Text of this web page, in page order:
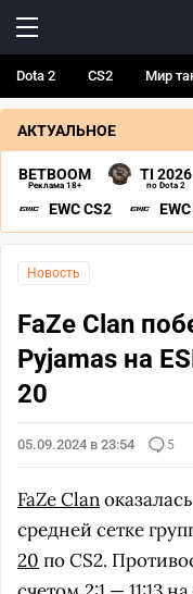
Dota 2 CS2 Мир
АКТУАЛЬНОЕ
BETBOOM
Реклама 18+
TI 2026
по Dota 2
EWC CS2
Новость
FaZe Clan
Pyjamas на
20
05.09.2024 в 23:54 5
FaZe Clan
средней сетке
20 по CS2.